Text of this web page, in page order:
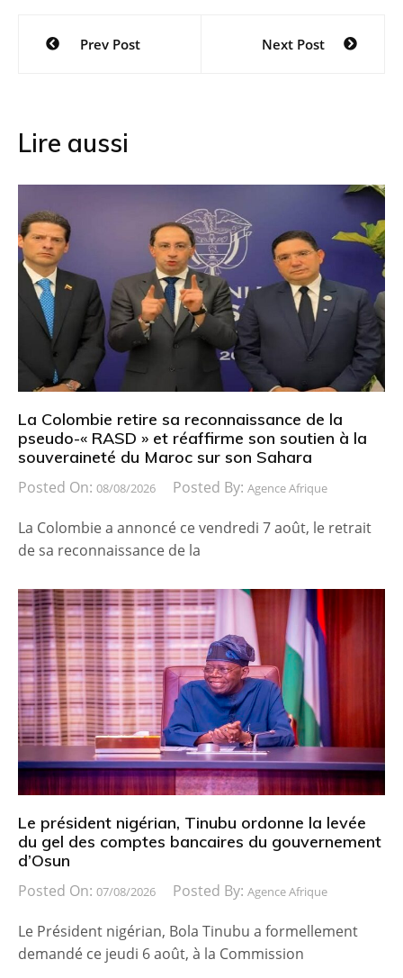
Navigation
Prev Post Next Post
Lire aussi
La Colombie retire sa reconnaissance de la
pseudo-« RASD » et réaffirme son soutien à la
souveraineté du Maroc sur son Sahara
Posted On: 08/08/2026 Posted By: Agence Afrique
La Colombie a annoncé ce vendredi 7 août, le retrait
de sa reconnaissance de la
Le président nigérian, Tinubu ordonne la levée
du gel des comptes bancaires du gouvernement
d’Osun
Posted On: 07/08/2026 Posted By: Agence Afrique
Le Président nigérian, Bola Tinubu a formellement
demandé ce jeudi 6 août, à la Commission